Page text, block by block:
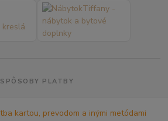
SPÔSOBY PLATBY